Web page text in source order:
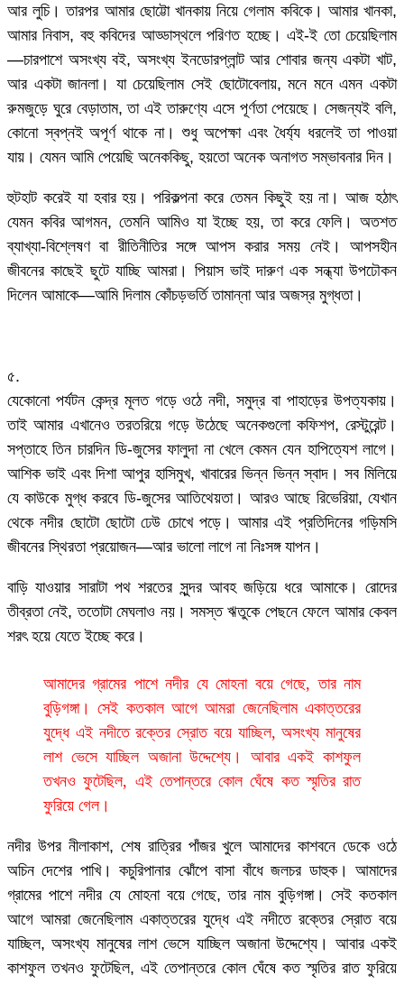
আর লুচি। তারপর আমার ছোট্টো খানকায় নিয়ে গেলাম কবিকে। আমার খানকা,
আমার নিবাস, বহু কবিদের আড্ডাস্থলে পরিণত হচ্ছে। এই-ই তো চেয়েছিলাম
—চারপাশে অসংখ্য বই, অসংখ্য ইনডোরপ্লান্ট আর শোবার জন্য একটা খাট,
আর একটা জানলা। যা চেয়েছিলাম সেই ছোটোবেলায়, মনে মনে এমন একটা
রুমজুড়ে ঘুরে বেড়াতাম, তা এই তারুণ্যে এসে পূর্ণতা পেয়েছে। সেজন্যই বলি,
কোনো স্বপ্নই অপূর্ণ থাকে না। শুধু অপেক্ষা এবং ধৈর্য্য ধরলেই তা পাওয়া
যায়। যেমন আমি পেয়েছি অনেককিছু, হয়তো অনেক অনাগত সম্ভাবনার দিন।
হুটহাট করেই যা হবার হয়। পরিকল্পনা করে তেমন কিছুই হয় না। আজ হঠাৎ
যেমন কবির আগমন, তেমনি আমিও যা ইচ্ছে হয়, তা করে ফেলি। অতশত
ব্যাখ্যা-বিশ্লেষণ বা রীতিনীতির সঙ্গে আপস করার সময় নেই। আপসহীন
জীবনের কাছেই ছুটে যাচ্ছি আমরা। পিয়াস ভাই দারুণ এক সন্ধ্যা উপঢৌকন
দিলেন আমাকে—আমি দিলাম কোঁচড়ভর্তি তামান্না আর অজস্র মুগ্ধতা।
৫.
যেকোনো পর্যটন কেন্দ্র মূলত গড়ে ওঠে নদী, সমুদ্র বা পাহাড়ের উপত্যকায়।
তাই আমার এখানেও তরতরিয়ে গড়ে উঠেছে অনেকগুলো কফিশপ, রেস্টুরেন্ট।
সপ্তাহে তিন চারদিন ডি-জুসের ফালুদা না খেলে কেমন যেন হাপিত্যেশ লাগে।
আশিক ভাই এবং দিশা আপুর হাসিমুখ, খাবারের ভিন্ন ভিন্ন স্বাদ। সব মিলিয়ে
যে কাউকে মুগ্ধ করবে ডি-জুসের আতিথেয়তা। আরও আছে রিভেরিয়া, যেখান
থেকে নদীর ছোটো ছোটো ঢেউ চোখে পড়ে। আমার এই প্রতিদিনের গড়িমসি
জীবনের স্থিরতা প্রয়োজন—আর ভালো লাগে না নিঃসঙ্গ যাপন।
বাড়ি যাওয়ার সারাটা পথ শরতের সুন্দর আবহ জড়িয়ে ধরে আমাকে। রোদের
তীব্রতা নেই, ততোটা মেঘলাও নয়। সমস্ত ঋতুকে পেছনে ফেলে আমার কেবল
শরৎ হয়ে যেতে ইচ্ছে করে।
আমাদের গ্রামের পাশে নদীর যে মোহনা বয়ে গেছে, তার নাম
বুড়িগঙ্গা। সেই কতকাল আগে আমরা জেনেছিলাম একাত্তরের
যুদ্ধে এই নদীতে রক্তের স্রোত বয়ে যাচ্ছিল, অসংখ্য মানুষের
লাশ ভেসে যাচ্ছিল অজানা উদ্দেশ্যে। আবার একই কাশফুল
তখনও ফুটেছিল, এই তেপান্তরে কোল ঘেঁষে কত স্মৃতির রাত
ফুরিয়ে গেল।
নদীর উপর নীলাকাশ, শেষ রাত্রির পাঁজর খুলে আমাদের কাশবনে ডেকে ওঠে
অচিন দেশের পাখি। কচুরিপানার ঝোঁপে বাসা বাঁধে জলচর ডাহুক। আমাদের
গ্রামের পাশে নদীর যে মোহনা বয়ে গেছে, তার নাম বুড়িগঙ্গা। সেই কতকাল
আগে আমরা জেনেছিলাম একাত্তরের যুদ্ধে এই নদীতে রক্তের স্রোত বয়ে
যাচ্ছিল, অসংখ্য মানুষের লাশ ভেসে যাচ্ছিল অজানা উদ্দেশ্যে। আবার একই
কাশফুল তখনও ফুটেছিল, এই তেপান্তরে কোল ঘেঁষে কত স্মৃতির রাত ফুরিয়ে